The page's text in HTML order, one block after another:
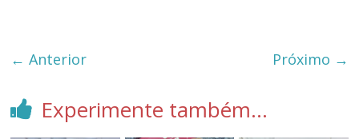
← Anterior Próximo →
Experimente também...